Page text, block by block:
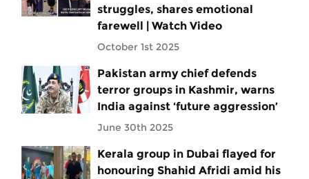
struggles, shares emotional
farewell | Watch Video
October 1st 2025
Pakistan army chief defends
terror groups in Kashmir, warns
India against ‘future aggression’
June 30th 2025
Kerala group in Dubai flayed for
honouring Shahid Afridi amid his